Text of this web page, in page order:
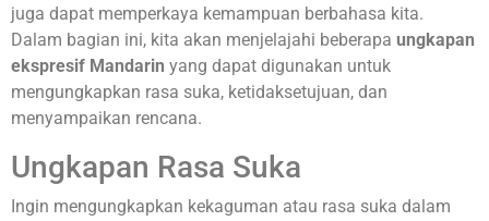
juga dapat memperkaya kemampuan berbahasa kita.
Dalam bagian ini, kita akan menjelajahi beberapa ungkapan
ekspresif Mandarin yang dapat digunakan untuk
mengungkapkan rasa suka, ketidaksetujuan, dan
menyampaikan rencana.
Ungkapan Rasa Suka
Ingin mengungkapkan kekaguman atau rasa suka dalam